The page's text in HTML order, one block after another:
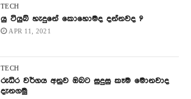
TECH
යු ටියුබ් හැදුනේ කොහොමද දන්නවද ?
APR 11, 2021
TECH
රුධිර වර්ගය අනුව ඔබට සුදුසු කෑම මොනවාද
දැනගමු